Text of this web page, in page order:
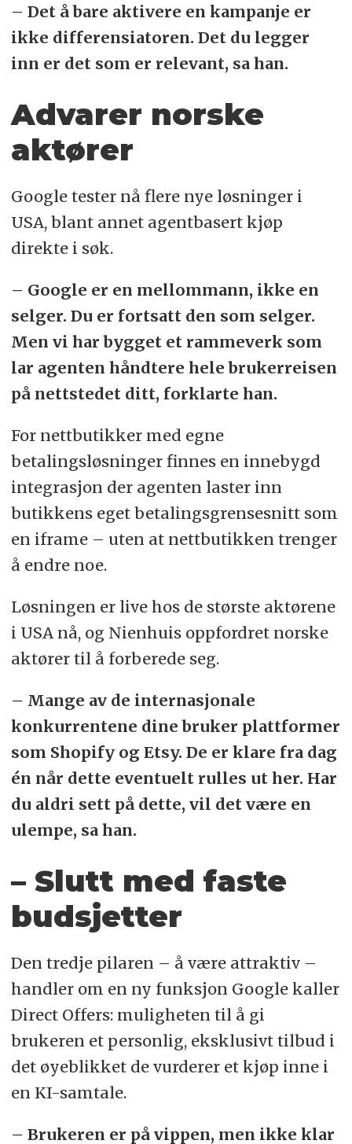
– Det å bare aktivere en kampanje er
ikke differensiatoren. Det du legger
inn er det som er relevant, sa han.
Advarer norske
aktører
Google tester nå flere nye løsninger i
USA, blant annet agentbasert kjøp
direkte i søk.
– Google er en mellommann, ikke en
selger. Du er fortsatt den som selger.
Men vi har bygget et rammeverk som
lar agenten håndtere hele brukerreisen
på nettstedet ditt, forklarte han.
For nettbutikker med egne
betalingsløsninger finnes en innebygd
integrasjon der agenten laster inn
butikkens eget betalingsgrensesnitt som
en iframe – uten at nettbutikken trenger
å endre noe.
Løsningen er live hos de største aktørene
i USA nå, og Nienhuis oppfordret norske
aktører til å forberede seg.
– Mange av de internasjonale
konkurrentene dine bruker plattformer
som Shopify og Etsy. De er klare fra dag
én når dette eventuelt rulles ut her. Har
du aldri sett på dette, vil det være en
ulempe, sa han.
– Slutt med faste
budsjetter
Den tredje pilaren – å være attraktiv –
handler om en ny funksjon Google kaller
Direct Offers: muligheten til å gi
brukeren et personlig, eksklusivt tilbud i
det øyeblikket de vurderer et kjøp inne i
en KI-samtale.
– Brukeren er på vippen, men ikke klar